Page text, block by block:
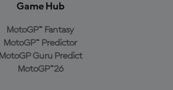
Game Hub
MotoGP™ Fantasy
MotoGP™ Predictor
MotoGP Guru Predict
MotoGP™26